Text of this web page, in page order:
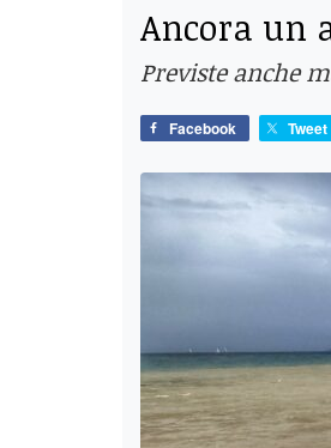
Ancora un
Previste anche
Facebook Tweet